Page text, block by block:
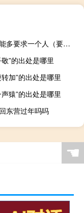
要尽可能多要求一个人（要尽量多的要求一个人）
”的出处是哪里
加”的出处是哪里
猿”的出处是哪里
东营过年吗吗
☚